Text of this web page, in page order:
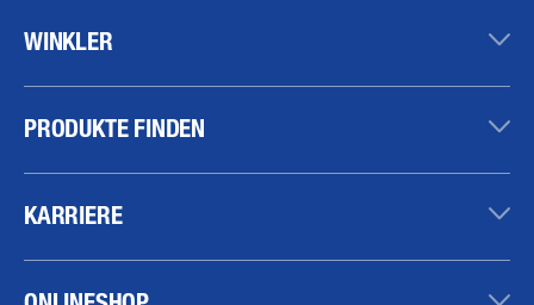
WINKLER
PRODUKTE FINDEN
KARRIERE